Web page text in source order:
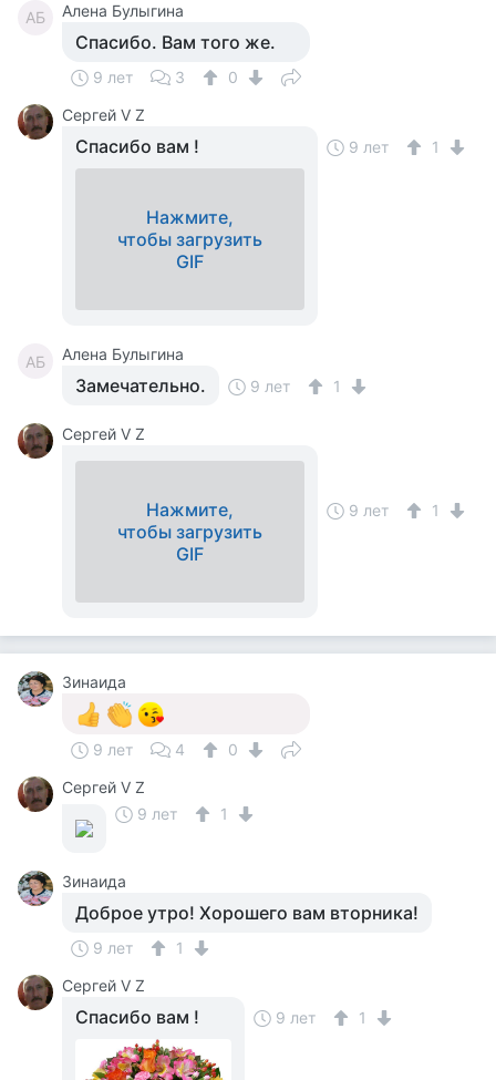
АБ Алена Булыгина
Спасибо. Вам того же.
9 лет 3
0
Сергей V Z
Спасибо вам !
Нажмите,
чтобы загрузить
GIF
9 лет 1
АБ Алена Булыгина
Замечательно. 9 лет 1
Сергей V Z
Нажмите,
чтобы загрузить
GIF
9 лет 1
Зинаида
9 лет 4
0
Сергей V Z
9 лет
1
Зинаида
Доброе утро! Хорошего вам вторника!
9 лет
1
Сергей V Z
Спасибо вам ! 9 лет 1